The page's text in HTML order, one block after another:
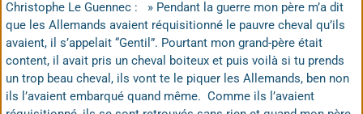
Christophe Le Guennec : » Pendant la guerre mon père m’a dit
que les Allemands avaient réquisitionné le pauvre cheval qu’ils
avaient, il s’appelait “Gentil”. Pourtant mon grand-père était
content, il avait pris un cheval boiteux et puis voilà si tu prends
un trop beau cheval, ils vont te le piquer les Allemands, ben non
ils l’avaient embarqué quand même. Comme ils l’avaient